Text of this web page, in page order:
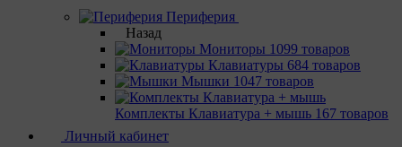
Периферия
Назад
Мониторы 1099 товаров
Клавиатуры 684 товаров
Мышки 1047 товаров
Комплекты Клавиатура + мышь 167 товаров
Личный кабинет